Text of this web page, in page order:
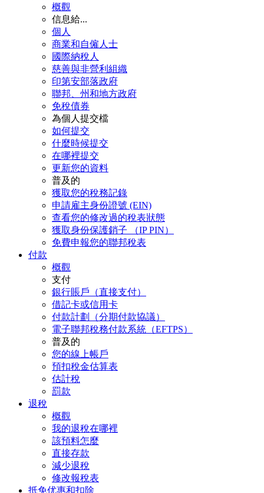
概觀
信息給...
個人
商業和自僱人士
國際納稅人
慈善與非營利組織
印第安部落政府
聯邦、州和地方政府
免稅債券
為個人提交檔
如何提交
什麼時候提交
在哪裡提交
更新您的資料
普及的
獲取您的稅務記錄
申請雇主身份證號 (EIN)
查看您的修改過的稅表狀態
獲取身份保護銷子 （IP PIN）
免費申報您的聯邦稅表
付款
概觀
支付
銀行賬戶（直接支付）
借記卡或信用卡
付款計劃（分期付款協議）
電子聯邦稅務付款系統（EFTPS）
普及的
您的線上帳戶
預扣稅金估算表
估計稅
罰款
退稅
概觀
我的退稅在哪裡
該預料怎麼
直接存款
減少退稅
修改報稅表
抵免优惠和扣除